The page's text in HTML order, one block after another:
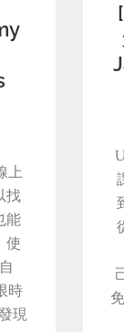
上
找
能
使
時
現